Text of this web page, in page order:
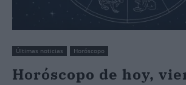
Últimas noticias Horóscopo
Horóscopo de hoy,